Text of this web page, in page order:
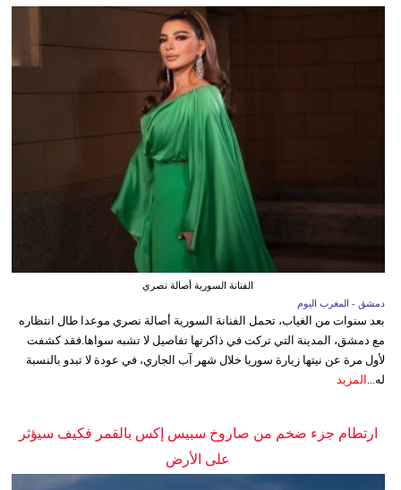
الفنانة السورية أصالة نصري
دمشق - المغرب اليوم
بعد سنوات من الغياب، تحمل الفنانة السورية أصالة نصري موعدا طال انتظاره
مع دمشق، المدينة التي تركت في ذاكرتها تفاصيل لا تشبه سواها.فقد كشفت
لأول مرة عن نيتها زيارة سوريا خلال شهر آب الجاري، في عودة لا تبدو بالنسبة
له... المزيد
ارتطام جزء ضخم من صاروخ سبيس إكس بالقمر فكيف سيؤثر
على الأرض